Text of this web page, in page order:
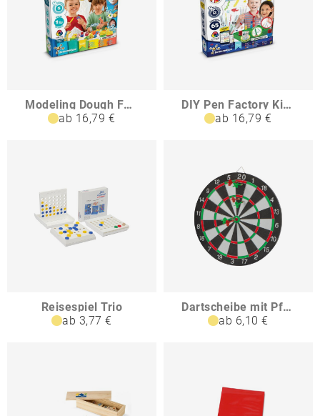
Modeling Dough Factory Kit I Lernspiel für Kinder
ab 16,79 €
DIY Pen Factory Kit I Lernspiel für Kinder
ab 16,79 €
Reisespiel Trio
ab 3,77 €
Dartscheibe mit Pfeilen CHRISTINA
ab 6,10 €